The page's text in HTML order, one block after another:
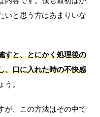
いと思う方はあまりいな
すと、とにかく処理後の
、口に入れた時の不快感
う。
が、この方法はその中で